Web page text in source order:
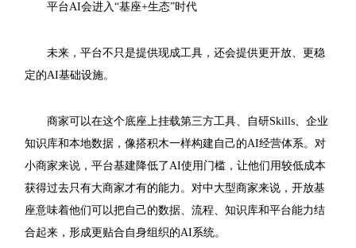
平台AI会进入“基座+生态”时代
未来，平台不只是提供现成工具，还会提供更开放、更稳
定的AI基础设施。
商家可以在这个底座上挂载第三方工具、自研Skills、企业
知识库和本地数据，像搭积木一样构建自己的AI经营体系。对
小商家来说，平台基建降低了AI使用门槛，让他们用较低成本
获得过去只有大商家才有的能力。对中大型商家来说，开放基
座意味着他们可以把自己的数据、流程、知识库和平台能力结
合起来，形成更贴合自身组织的AI系统。